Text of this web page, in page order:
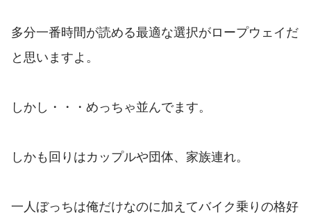
多分一番時間が読める最適な選択がロープウェイだ
と思いますよ。
しかし・・・めっちゃ並んでます。
しかも回りはカップルや団体、家族連れ。
一人ぼっちは俺だけなのに加えてバイク乗りの格好